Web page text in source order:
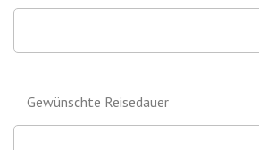
Gewünschte Reisedauer